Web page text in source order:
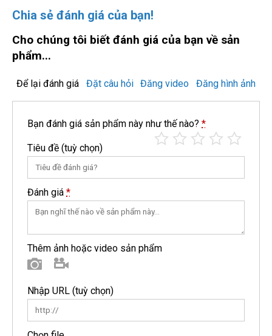
Chia sẻ đánh giá của bạn!
Cho chúng tôi biết đánh giá của bạn về sản
phẩm...
Để lại đánh giá Đặt câu hỏi Đăng video Đăng hình ảnh
Bạn đánh giá sản phẩm này như thế nào? *
Tiêu đề (tuỳ chọn)
Đánh giá *
Thêm ảnh hoặc video sản phẩm
Hình ảnh
Nhập URL (tuỳ chọn)